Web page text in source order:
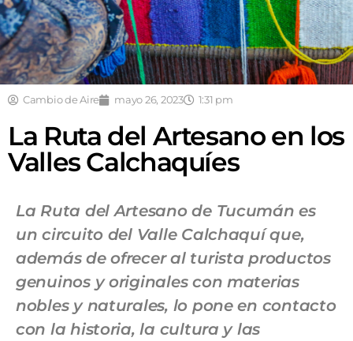
Cambio de Aire mayo 26, 2023 1:31 pm
La Ruta del Artesano en los
Valles Calchaquíes
La Ruta del Artesano de Tucumán es
un circuito del Valle Calchaquí que,
además de ofrecer al turista productos
genuinos y originales con materias
nobles y naturales, lo pone en contacto
con la historia, la cultura y las